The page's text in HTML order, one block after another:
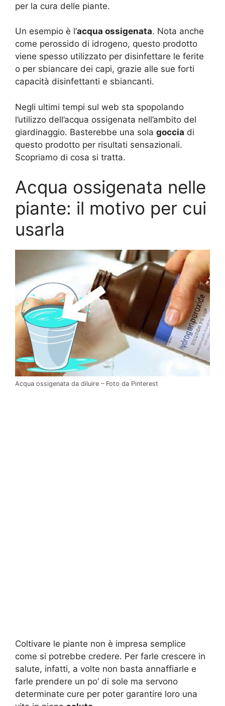
per la cura delle piante.
Un esempio è l’acqua ossigenata. Nota anche
come perossido di idrogeno, questo prodotto
viene spesso utilizzato per disinfettare le ferite
o per sbiancare dei capi, grazie alle sue forti
capacità disinfettanti e sbiancanti.
Negli ultimi tempi sul web sta spopolando
l’utilizzo dell’acqua ossigenata nell’ambito del
giardinaggio. Basterebbe una sola goccia di
questo prodotto per risultati sensazionali.
Scopriamo di cosa si tratta.
Acqua ossigenata nelle
piante: il motivo per cui
usarla
Acqua ossigenata da diluire – Foto da Pinterest
Coltivare le piante non è impresa semplice
come si potrebbe credere. Per farle crescere in
salute, infatti, a volte non basta annaffiarle e
farle prendere un po’ di sole ma servono
determinate cure per poter garantire loro una